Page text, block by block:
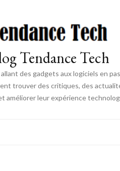
Tendance Tech
des gadgets aux logiciels en
trouver des critiques, des
améliorer leur expérience